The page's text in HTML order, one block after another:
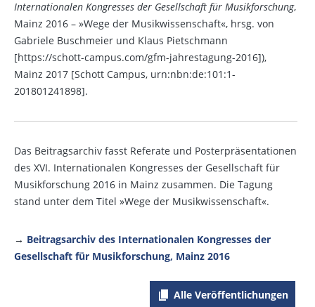
Internationalen Kongresses der Gesellschaft für Musikforschung,
Mainz 2016 – »Wege der Musikwissenschaft«, hrsg. von
Gabriele Buschmeier und Klaus Pietschmann
[https://schott-campus.com/gfm-jahrestagung-2016]),
Mainz 2017 [Schott Campus, urn:nbn:de:101:1-
201801241898].
Das Beitragsarchiv fasst Referate und Posterpräsentationen
des XVI. Internationalen Kongresses der Gesellschaft für
Musikforschung 2016 in Mainz zusammen. Die Tagung
stand unter dem Titel »Wege der Musikwissenschaft«.
→ Beitragsarchiv des Internationalen Kongresses der
Gesellschaft für Musikforschung, Mainz 2016
Alle Veröffentlichungen